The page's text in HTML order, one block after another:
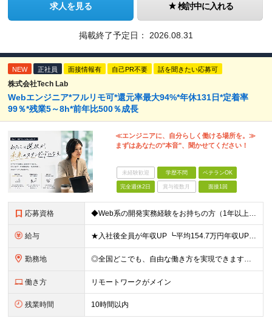
求人を見る 検討中に入れる
掲載終了予定日： 2026.08.31
NEW 正社員 面接情報有 自己PR不要 話を聞きたい応募可
株式会社Tech Lab
Webエンジニア*フルリモ可*還元率最大94%*年休131日*定着率
99％*残業5～8h*前年比500％成長
≪エンジニアに、自分らしく働ける場所を。≫
まずはあなたの"本音"、聞かせてください！
未経験歓迎 学歴不問 ベテランOK
完全週休2日 賞与複数月 面接1回
応募資格 ◆Web系の開発実務経験をお持ちの方（1年以上） ◆学歴不問 ◆既卒・第二新卒OK ☆Tech Labの事業内容、ビジョンに共感できる⽅はぜひご応募ください！ ☆意欲重視の採用です！ 「経歴に自信が
給与 ★入社後全員が年収UP ┗平均154.7万円年収UP！ ┗最大380万円UPの実績もあり 月給35万円～100万円＋決算賞与＋各種手当 【 給与イメージ 】 ◆経験1年以上…月給35万円～＋決算賞
勤務地 ◎全国どこでも、自由な働き方を実現できます！ 全国のプロジェクト先やフルリモート環境での勤務も可能です。 ＼自由度の高い働き方、叶えます／ ・フルリモートで働きたい ・ハイブリットに働きたい ・家庭
働き方 リモートワークがメイン
残業時間 10時間以内